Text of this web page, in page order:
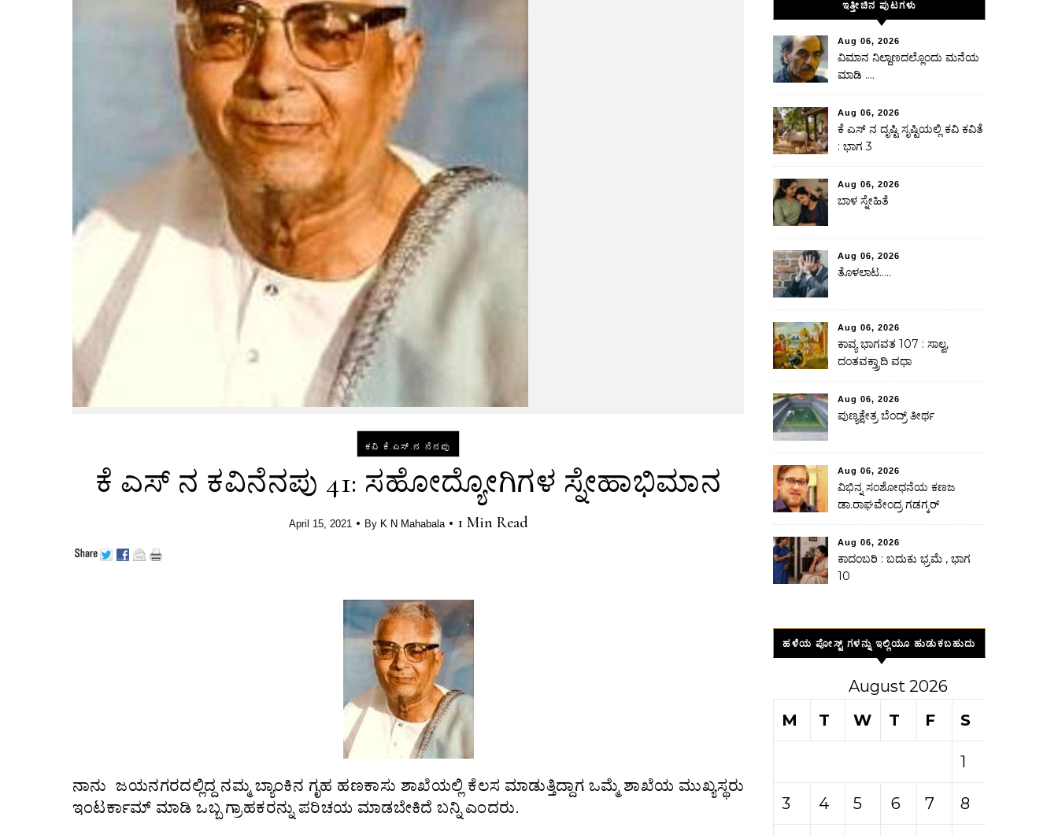
ಕವಿ ಕೆ.ಎಸ್.ನ ನೆನಪು
ಕೆ ಎಸ್‌ ನ ಕವಿನೆನಪು 41: ಸಹೋದ್ಯೋಗಿಗಳ ಸ್ನೇಹಾಭಿಮಾನ
April 15, 2021 • By K N Mahabala • 1 Min Read
ನಾನು ಜಯನಗರದಲ್ಲಿದ್ದ ನಮ್ಮ ಬ್ಯಾಂಕಿನ ಗೃಹ ಹಣಕಾಸು ಶಾಖೆಯಲ್ಲಿ ಕೆಲಸ ಮಾಡುತ್ತಿದ್ದಾಗ ಒಮ್ಮೆ ಶಾಖೆಯ ಮುಖ್ಯಸ್ಥರು
ಇಂಟರ್ಕಾಮ್ ಮಾಡಿ ಒಬ್ಬ ಗ್ರಾಹಕರನ್ನು ಪರಿಚಯ ಮಾಡಬೇಕಿದೆ ಬನ್ನಿ ಎಂದರು.
ಇತ್ತೀಚಿನ ಪುಟಗಳು
Aug 06, 2026
ವಿಮಾನ ನಿಲ್ದಾಣದಲ್ಲೊಂದು ಮನೆಯ
ಮಾಡಿ ….
Aug 06, 2026
ಕೆ ಎಸ್ ನ ದೃಷ್ಟಿ ಸೃಷ್ಟಿಯಲ್ಲಿ ಕವಿ ಕವಿತೆ
: ಭಾಗ 3
Aug 06, 2026
ಬಾಳ ಸ್ನೇಹಿತೆ
Aug 06, 2026
ತೊಳಲಾಟ…..
Aug 06, 2026
ಕಾವ್ಯ ಭಾಗವತ 107 : ಸಾಲ್ವ,
ದಂತವಕ್ತ್ರಾದಿ ವಧಾ
Aug 06, 2026
ಪುಣ್ಯಕ್ಷೇತ್ರ ಬೆಂದ್ರ್ ತೀರ್ಥ
Aug 06, 2026
ವಿಭಿನ್ನ ಸಂಶೋಧನೆಯ ಕಣಜ
ಡಾ.ರಾಘವೇಂದ್ರ ಗಡಗ್ಕರ್
Aug 06, 2026
ಕಾದಂಬರಿ : ಬದುಕು ಭ್ರಮೆ , ಭಾಗ
10
ಹಳೆಯ ಪೋಸ್ಟ್ ಗಳನ್ನು ಇಲ್ಲಿಯೂ ಹುಡುಕಬಹುದು
August 2026
M
T W T F S
1
3 4 5 6 7 8